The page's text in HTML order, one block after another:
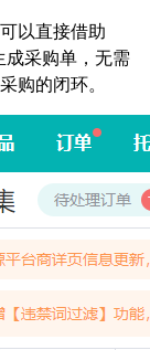
以直接借助
采购单，无需
购的闭环。